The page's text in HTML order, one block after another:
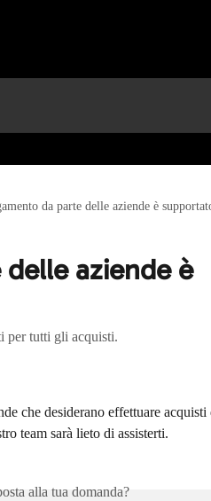
da parte delle aziende è
aziende è
per tutti gli acquisti.
che desiderano effettuare acquisti
team sarà lieto di assisterti.
alla tua domanda?